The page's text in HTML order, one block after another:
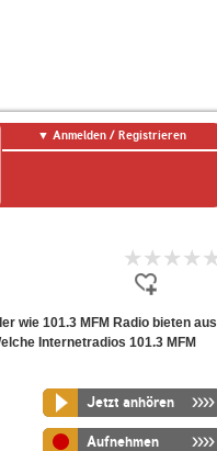
Anmelden / Registrieren
wie 101.3 MFM Radio bieten aus
Internetradios 101.3 MFM
Jetzt anhören
Aufnehmen